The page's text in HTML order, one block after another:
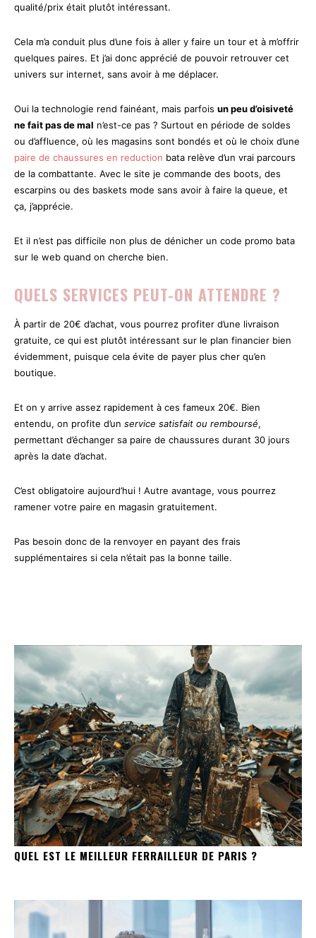
qualité/prix était plutôt intéressant.
Cela m’a conduit plus d’une fois à aller y faire un tour et à m’offrir
quelques paires. Et j’ai donc apprécié de pouvoir retrouver cet
univers sur internet, sans avoir à me déplacer.
Oui la technologie rend fainéant, mais parfois un peu d’oisiveté
ne fait pas de mal n’est-ce pas ? Surtout en période de soldes
ou d’affluence, où les magasins sont bondés et où le choix d’une
paire de chaussures en reduction bata relève d’un vrai parcours
de la combattante. Avec le site je commande des boots, des
escarpins ou des baskets mode sans avoir à faire la queue, et
ça, j’apprécie.
Et il n’est pas difficile non plus de dénicher un code promo bata
sur le web quand on cherche bien.
QUELS SERVICES PEUT-ON ATTENDRE ?
À partir de 20€ d’achat, vous pourrez profiter d’une livraison
gratuite, ce qui est plutôt intéressant sur le plan financier bien
évidemment, puisque cela évite de payer plus cher qu’en
boutique.
Et on y arrive assez rapidement à ces fameux 20€. Bien
entendu, on profite d’un service satisfait ou remboursé,
permettant d’échanger sa paire de chaussures durant 30 jours
après la date d’achat.
C’est obligatoire aujourd’hui ! Autre avantage, vous pourrez
ramener votre paire en magasin gratuitement.
Pas besoin donc de la renvoyer en payant des frais
supplémentaires si cela n’était pas la bonne taille.
QUEL EST LE MEILLEUR FERRAILLEUR DE PARIS ?